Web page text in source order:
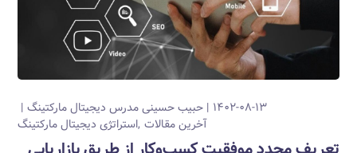
۱۴۰۲-۰۸-۱۳ حبیب حسینیمدرس دیجیتال مارکتینگ
آخرین مقالات استراتژی دیجیتال مارکتینگ